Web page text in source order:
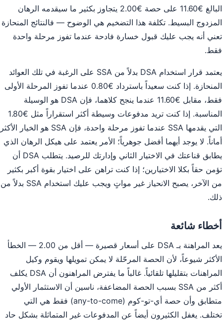
البالغ €11.60 على حصة €2.00 يتجاوز بكثير ما سيقدمه الرهان
المزدوج البسيط. تكلفة هذا التضخيم هي الوضوح — فالنتائج المنحازة
تعني أنه يجب عليك قبول خسارة فادحة عندما تفوز مرحلة واحدة
فقط.
يعتمد قرار استخدام DSA بدلاً من SSA على الرغبة في تلك العوائد
المنحازة. إذا كنت سعيداً باسترداد €0.80 عندما تفوز المرحلة الأولى
فقط، مقابل €11.60 عندما ينجح كلاهما، فإن DSA هو الوسيلة
المناسبة. إذا كنت تريد مدفوعات وسيطة أكثر استقراراً مثل €1.80
التي يقدمها SSA عندما تفوز مرحلة واحدة، فإن SSA هو الخيار الأكثر
أماناً. لا يوجد أيهما أفضل جوهرياً؛ الأمر يعتمد على هيكل الرهان الذي
يطابق قناعتك في الاختيار الثاني وإدارتك للرصيد. يتطلب DSA أن
تؤمن حقاً بكلا الاختيارين؛ إذا كنت تراهن على اختيار بقوة أكبر بكثير
من الآخر، يصبح الانحياز غير مواتٍ ويجب عليك استخدام SSA بدلاً من
ذلك.
أخطاء شائعة
يعد المراهنة بـ DSA على أسعار قصيرة — أقل من 2.00 — الخطأ
الأكثر شيوعاً، لأن الحصة المرحّلة لا يمكن تمويلها ويقوم وكيل
المراهنات بتقليلها تلقائياً. غالباً ما يفترض المراهنون أن DSA يكلف
أكثر من SSA بسبب الحصة المضاعفة، ناسين أن الاستثمار الأولي
متطابق وأن حصة أي-تو-كوم (any-to-come) فقط هي التي
تختلف. يغفل الكثيرون أيضاً عن المدفوعات غير المتماثلة بشكل حاد